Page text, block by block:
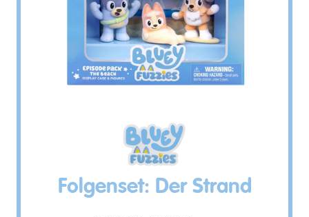
Folgenset: Der Strand